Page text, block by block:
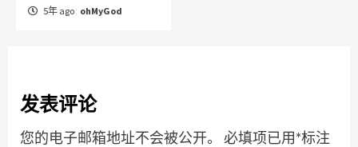
5年 ago ohMyGod
发表评论
您的电子邮箱地址不会被公开。 必填项已用*标注